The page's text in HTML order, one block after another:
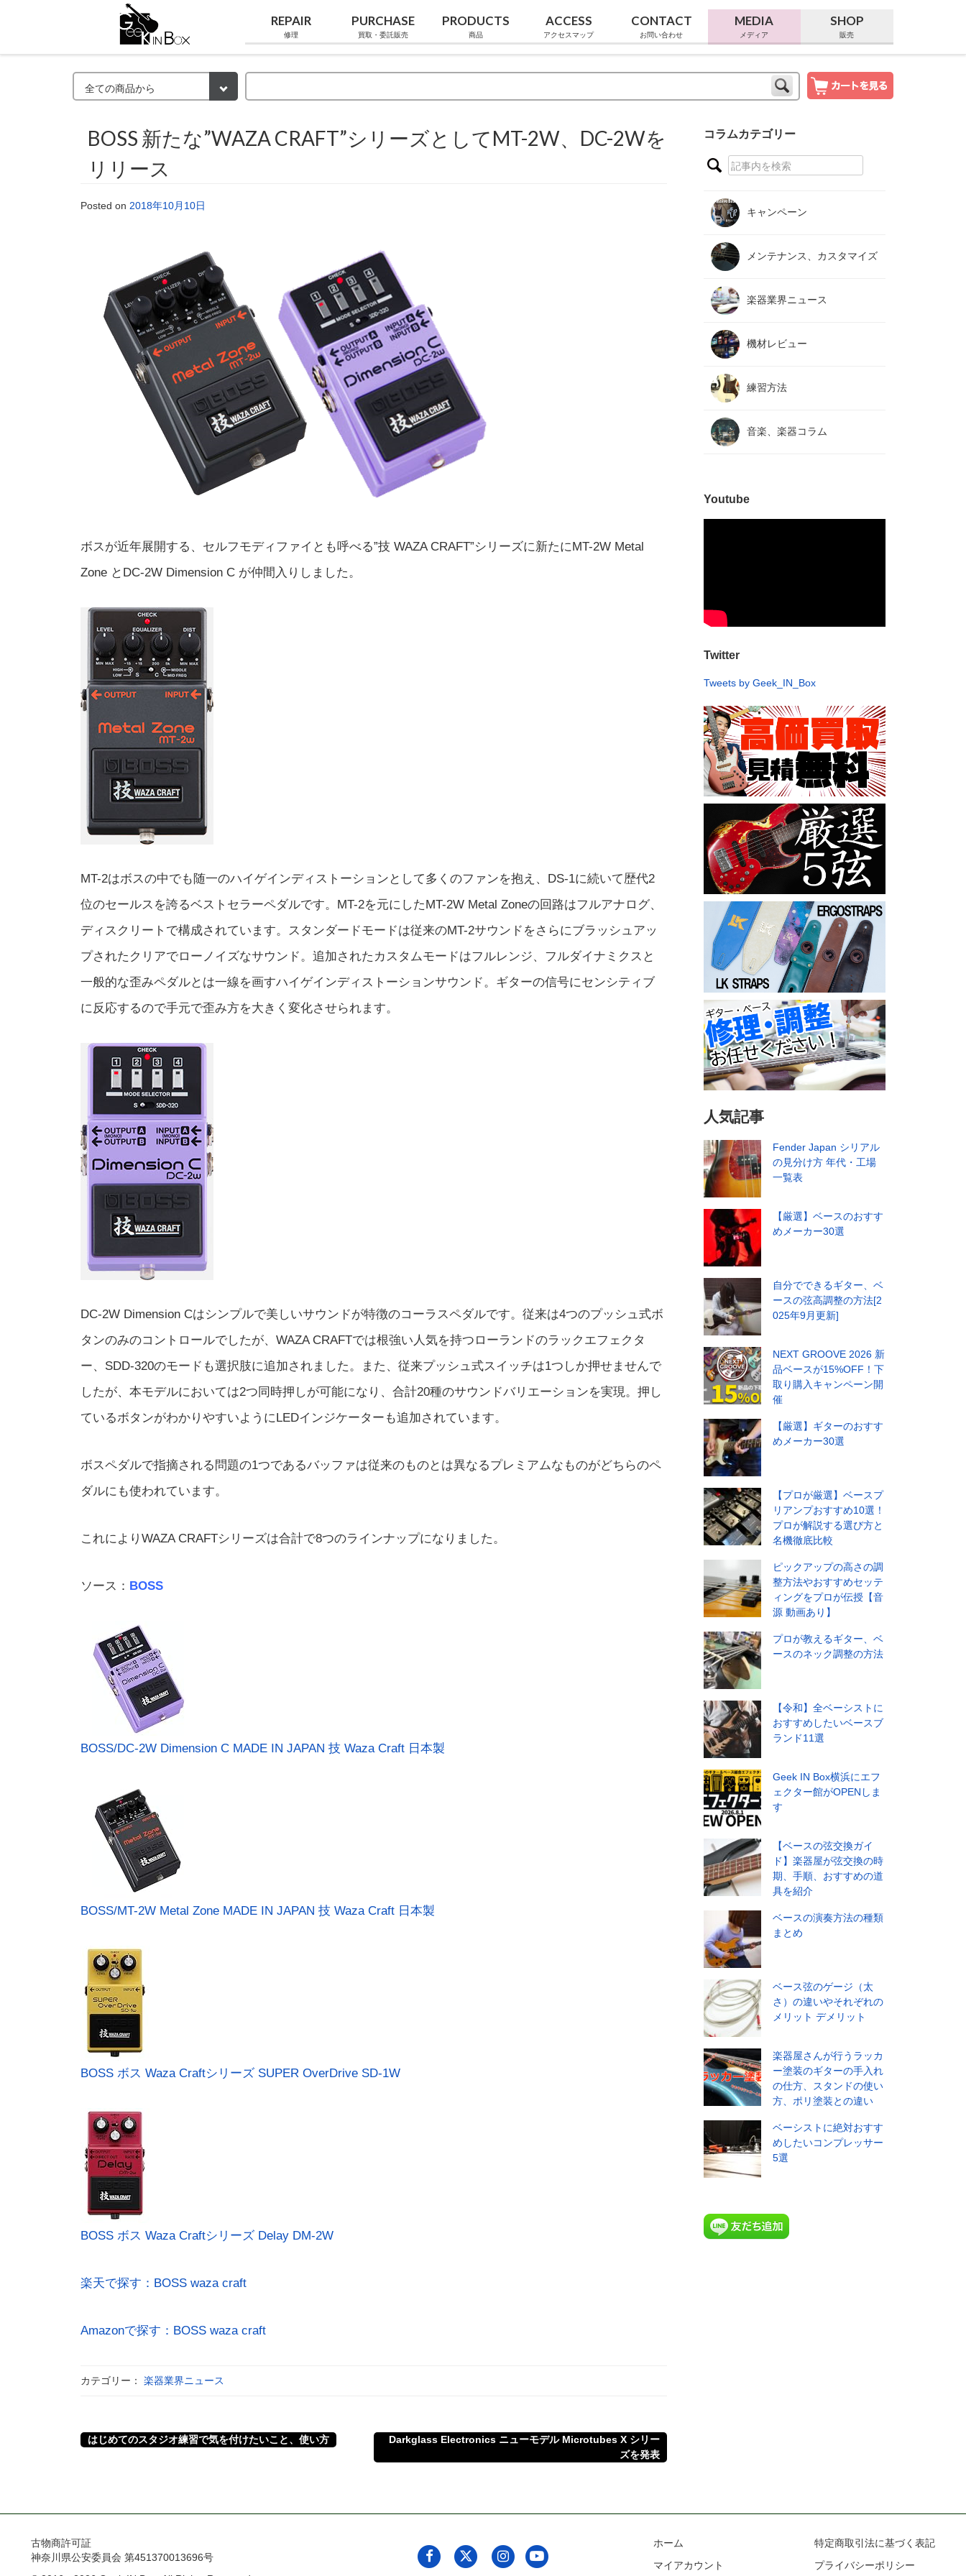
REPAIR
修理
PURCHASE
買取・委託販売
PRODUCTS
商品
ACCESS
アクセスマップ
CONTACT
お問い合わせ
MEDIA
メディア
SHOP
販売
BOSS 新たな”WAZA CRAFT”シリーズとしてMT-2W、DC-2Wを
リリース
Posted on2018年10月10日
ボスが近年展開する、セルフモディファイとも呼べる”技 WAZA CRAFT”シリーズに新たにMT-2W Metal
Zone とDC-2W Dimension C が仲間入りしました。
MT-2はボスの中でも随一のハイゲインディストーションとして多くのファンを抱え、DS-1に続いて歴代2
位のセールスを誇るベストセラーペダルです。MT-2を元にしたMT-2W Metal Zoneの回路はフルアナログ、
ディスクリートで構成されています。スタンダードモードは従来のMT-2サウンドをさらにブラッシュアッ
プされたクリアでローノイズなサウンド。追加されたカスタムモードはフルレンジ、フルダイナミクスと
一般的な歪みペダルとは一線を画すハイゲインディストーションサウンド。ギターの信号にセンシティブ
に反応するので手元で歪み方を大きく変化させられます。
DC-2W Dimension Cはシンプルで美しいサウンドが特徴のコーラスペダルです。従来は4つのプッシュ式ボ
タンのみのコントロールでしたが、WAZA CRAFTでは根強い人気を持つローランドのラックエフェクタ
ー、SDD-320のモードも選択肢に追加されました。また、従来プッシュ式スイッチは1つしか押せませんで
したが、本モデルにおいては2つ同時押しが可能になり、合計20種のサウンドバリエーションを実現。押し
ているボタンがわかりやすいようにLEDインジケーターも追加されています。
ボスペダルで指摘される問題の1つであるバッファは従来のものとは異なるプレミアムなものがどちらのペ
ダルにも使われています。
これによりWAZA CRAFTシリーズは合計で8つのラインナップになりました。
ソース： BOSS
BOSS/DC-2W Dimension C MADE IN JAPAN 技 Waza Craft 日本製
BOSS/MT-2W Metal Zone MADE IN JAPAN 技 Waza Craft 日本製
BOSS ボス Waza Craftシリーズ SUPER OverDrive SD-1W
BOSS ボス Waza Craftシリーズ Delay DM-2W
楽天で探す：BOSS waza craft
Amazonで探す：BOSS waza craft
カテゴリー：楽器業界ニュース
はじめてのスタジオ練習で気を付けたいこと、使い方
Darkglass Electronics ニューモデル Microtubes X シリー
ズを発表
コラムカテゴリー
キャンペーン
メンテナンス、カスタマイズ
楽器業界ニュース
機材レビュー
練習方法
音楽、楽器コラム
Youtube
Twitter
Tweets by Geek_IN_Box
人気記事
Fender Japan シリアル
の見分け方 年代・工場
一覧表
【厳選】ベースのおすす
めメーカー30選
自分でできるギター、ベ
ースの弦高調整の方法[2
025年9月更新]
NEXT GROOVE 2026 新
品ベースが15%OFF！下
取り購入キャンペーン開
催
【厳選】ギターのおすす
めメーカー30選
【プロが厳選】ベースプ
リアンプおすすめ10選！
プロが解説する選び方と
名機徹底比較
ピックアップの高さの調
整方法やおすすめセッテ
ィングをプロが伝授【音
源 動画あり】
プロが教えるギター、ベ
ースのネック調整の方法
【令和】全ベーシストに
おすすめしたいベースブ
ランド11選
Geek IN Box横浜にエフ
ェクター館がOPENしま
す
【ベースの弦交換ガイ
ド】楽器屋が弦交換の時
期、手順、おすすめの道
具を紹介
ベースの演奏方法の種類
まとめ
ベース弦のゲージ（太
さ）の違いやそれぞれの
メリット デメリット
楽器屋さんが行うラッカ
ー塗装のギターの手入れ
の仕方、スタンドの使い
方、ポリ塗装との違い
ベーシストに絶対おすす
めしたいコンプレッサー
5選
古物商許可証
神奈川県公安委員会 第451370013696号
ホーム
マイアカウント
特定商取引法に基づく表記
プライバシーポリシー